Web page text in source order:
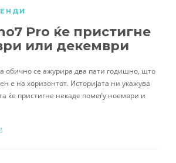
Pro ќе пристигне
или декември
обично се ажурира два пати годишно, што
е на хоризонтот. Историјата ни укажува
ќе пристигне некаде помеѓу ноември и